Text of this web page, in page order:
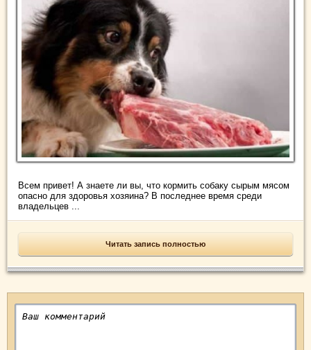
Всем привет! А знаете ли вы, что кормить собаку сырым мясом
опасно для здоровья хозяина? В последнее время среди
владельцев ...
Читать запись полностью